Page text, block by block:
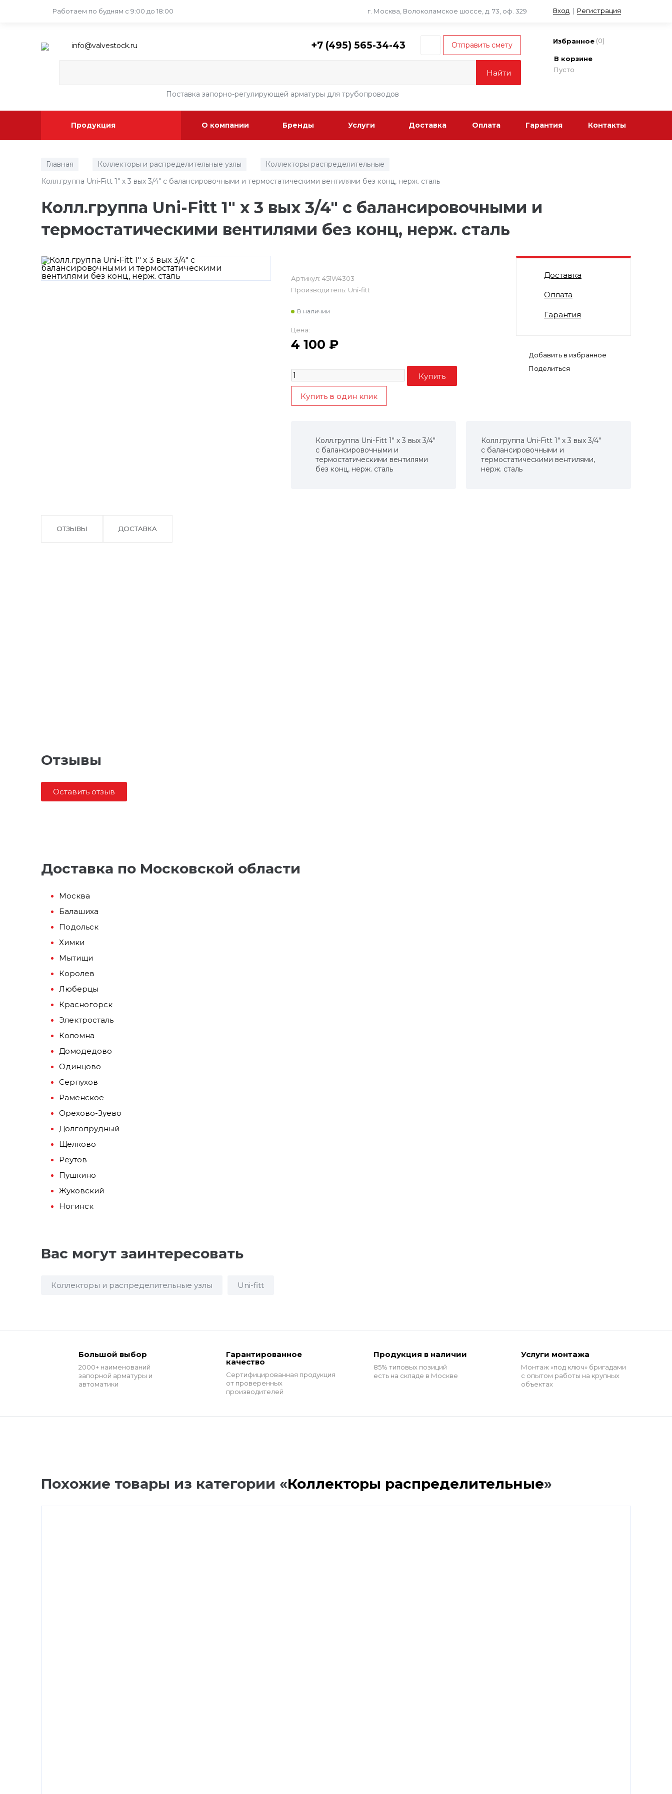
Работаем по будням с 9:00 до 18:00 г. Москва, Волоколамское шоссе, д. 73, оф. 329 Вход | Регистрация
info@valvestock.ru +7 (495) 565-34-43
Поставка запорно-регулирующей арматуры для трубопроводов
Избранное (0)
В корзине
Пусто
Продукция О компании Бренды Услуги Доставка Оплата Гарантия Контакты
Главная Коллекторы и распределительные узлы Коллекторы распределительные
Колл.группа Uni-Fitt 1" х 3 вых 3/4" с балансировочными и термостатическими вентилями без конц, нерж. cталь
Колл.группа Uni-Fitt 1" х 3 вых 3/4" с балансировочными и
термостатическими вентилями без конц, нерж. cталь
Артикул: 451W4303
Производитель: Uni-fitt
В наличии
Цена:
4 100 ₽
Доставка
Оплата
Гарантия
Поделиться
Колл.группа Uni-Fitt 1" х 3 вых 3/4"
с балансировочными и
термостатическими вентилями
без конц, нерж. cталь
Колл.группа Uni-Fitt 1" х 3 вых 3/4"
с балансировочными и
термостатическими вентилями,
нерж. сталь
ОТЗЫВЫ ДОСТАВКА
Отзывы
Оставить отзыв
Доставка по Московской области
Москва
Балашиха
Подольск
Химки
Мытищи
Королев
Люберцы
Красногорск
Электросталь
Коломна
Домодедово
Одинцово
Серпухов
Раменское
Орехово-Зуево
Долгопрудный
Щелково
Реутов
Пушкино
Жуковский
Ногинск
Вас могут заинтересовать
Коллекторы и распределительные узлы Uni-fitt
Большой выбор
2000+ наименований
запорной арматуры и
автоматики
Гарантированное
качество
Сертифицированная продукция
от проверенных
производителей
Продукция в наличии
85% типовых позиций
есть на складе в Москве
Услуги монтажа
Монтаж «под ключ» бригадами
с опытом работы на крупных
объектах
Похожие товары из категории «Коллекторы распределительные»